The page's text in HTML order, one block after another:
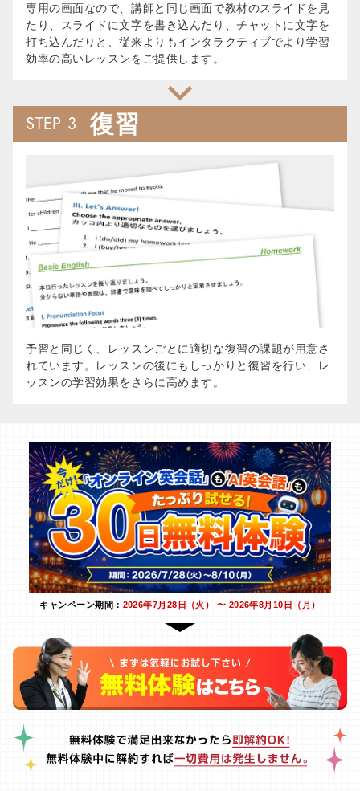
専用の画面なので、講師と同じ画面で教材のスライドを見
たり、スライドに文字を書き込んだり、チャットに文字を
打ち込んだりと、従来よりもインタラクティブでより学習
効率の高いレッスンをご提供します。
STEP 3 復習
予習と同じく、レッスンごとに適切な復習の課題が用意さ
れています。レッスンの後にもしっかりと復習を行い、レ
ッスンの学習効果をさらに高めます。
キャンペーン期間： 2026年7月28日（火） 〜 2026年8月10日（月）